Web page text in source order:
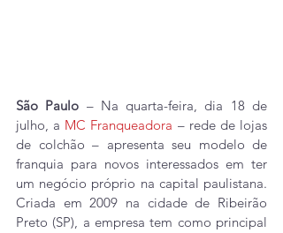
São Paulo – Na quarta-feira, dia 18 de
julho, a MC Franqueadora – rede de lojas
de colchão – apresenta seu modelo de
franquia para novos interessados em ter
um negócio próprio na capital paulistana.
Criada em 2009 na cidade de Ribeirão
Preto (SP), a empresa tem como principal